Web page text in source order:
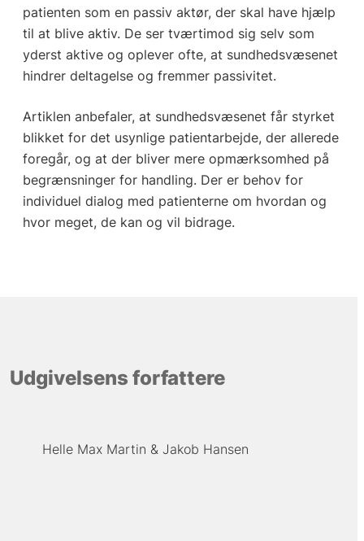
patienten som en passiv aktør, der skal have hjælp
til at blive aktiv. De ser tværtimod sig selv som
yderst aktive og oplever ofte, at sundhedsvæsenet
hindrer deltagelse og fremmer passivitet.
Artiklen anbefaler, at sundhedsvæsenet får styrket
blikket for det usynlige patientarbejde, der allerede
foregår, og at der bliver mere opmærksomhed på
begrænsninger for handling. Der er behov for
individuel dialog med patienterne om hvordan og
hvor meget, de kan og vil bidrage.
Udgivelsens forfattere
Helle Max Martin Jakob Hansen